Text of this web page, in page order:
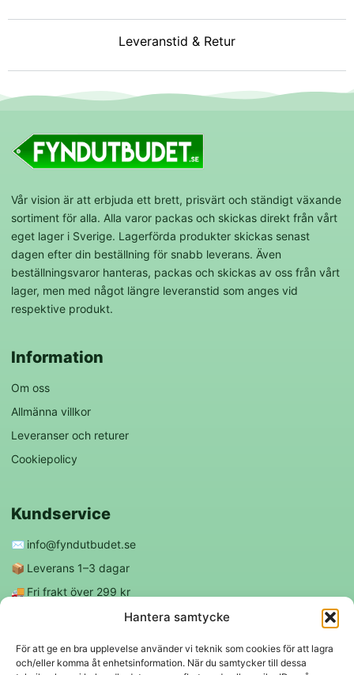
Hantera samtycke
För att ge en bra upplevelse använder vi teknik som cookies för att lagra
och/eller komma åt enhetsinformation. När du samtycker till dessa
Leveranstid & Retur
Vår vision är att erbjuda ett brett, prisvärt och ständigt växande
sortiment för alla. Alla varor packas och skickas direkt från vårt
eget lager i Sverige. Lagerförda produkter skickas senast
dagen efter din beställning för snabb leverans. Även
beställningsvaror hanteras, packas och skickas av oss från vårt
lager, men med något längre leveranstid som anges vid
respektive produkt.
Information
Om oss
Allmänna villkor
Leveranser och returer
Cookiepolicy
Kundservice
✉️ info@fyndutbudet.se
📦 Leverans 1–3 dagar
🚚 Fri frakt över 299 kr
Följ oss